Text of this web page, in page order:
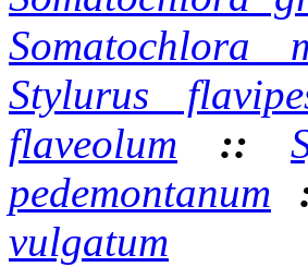
Somatochlora
Stylurus
flaveolum ::
pedemontanum
vulgatum